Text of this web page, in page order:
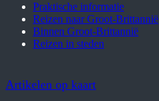
Praktische informatie
Reizen naar Groot-Brittannië
Binnen Groot-Brittannië
Reizen in steden
Artikelen op kaart